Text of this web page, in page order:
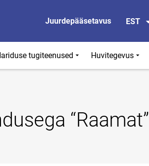
Juurdepääsetavus EST
tugiteenused Huvitegevus
“Raamat”